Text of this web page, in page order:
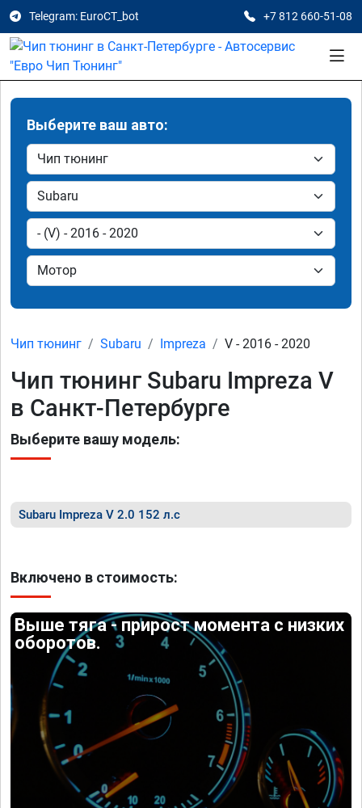
Telegram: EuroCT_bot +7 812 660-51-08
Выберите ваш авто:
Чип тюнинг Subaru Impreza V - 2016 - 2020
Чип тюнинг Subaru Impreza V
в Санкт-Петербурге
Выберите вашу модель:
Subaru Impreza V 2.0 152 л.с
Включено в стоимость:
Выше тяга - прирост момента с низких
оборотов.